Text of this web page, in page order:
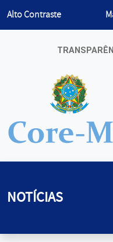
Habilitar
Alto Contraste
NOTÍCIAS